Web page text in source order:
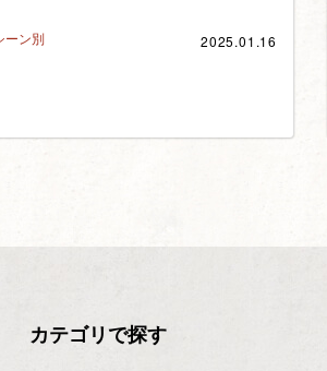
ーン別 2025.01.16
カテゴリで探す